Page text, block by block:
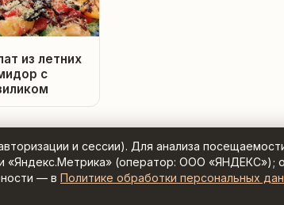
и сессии). Для анализа
«Яндекс.Метрика» (оператор: ООО «ЯНДЕКС»);
— в Политике обработки персональных
из летних
с
поиском ·Контакты: